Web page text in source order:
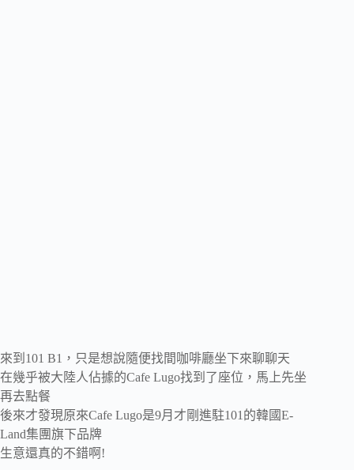
來到101 B1，只是想說隨便找間咖啡廳坐下來聊聊天
在幾乎被大陸人佔據的Cafe Lugo找到了座位，馬上先坐
再去點餐
後來才發現原來Cafe Lugo是9月才剛進駐101的韓國E-
Land集團旗下品牌
生意還真的不錯啊!